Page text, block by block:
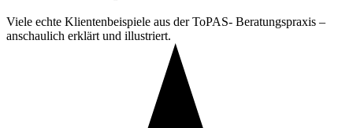
Viele echte Klientenbeispiele aus der ToPAS- Beratungspraxis –
anschaulich erklärt und illustriert.